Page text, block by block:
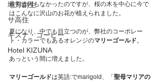
地方創生
サ高住
キズナ・コーヒー
Hotel KIZUNA
最初は何もなかったのですが、桜の木を中心に今で
はこんなに沢山のお花が植えられました。
夏になり、中でも目立つのが、弊社のコーポレー
ト・カラーでもあるオレンジのマリーゴールド。
あっという間に増えました。
マリーゴールドは英語:でmarigold、「 聖母マリアの